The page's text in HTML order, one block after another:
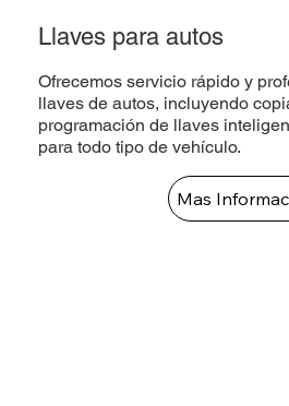
Llaves para autos
Ofrecemos servicio rápido y
llaves de autos, incluyendo
programación de llaves
para todo tipo de vehículo.
Mas